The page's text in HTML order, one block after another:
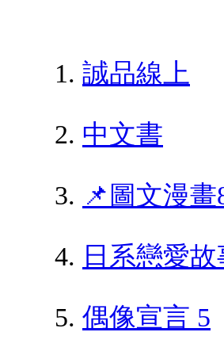
誠品線上
中文書
📌圖文漫畫
日系戀愛
偶像宣言 5